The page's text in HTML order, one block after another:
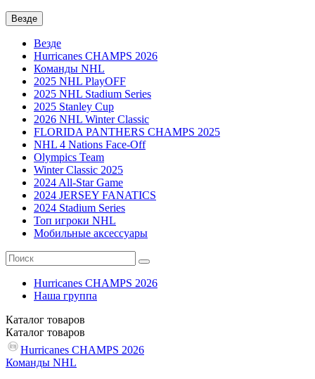
Везде
Везде
Hurricanes CHAMPS 2026
Команды NHL
2025 NHL PlayOFF
2025 NHL Stadium Series
2025 Stanley Cup
2026 NHL Winter Classic
FLORIDA PANTHERS CHAMPS 2025
NHL 4 Nations Face-Off
Olympics Team
Winter Classic 2025
2024 All-Star Game
2024 JERSEY FANATICS
2024 Stadium Series
Топ игроки NHL
Мобильные аксессуары
Hurricanes CHAMPS 2026
Наша группа
Каталог товаров
Каталог товаров
Hurricanes CHAMPS 2026
Команды NHL